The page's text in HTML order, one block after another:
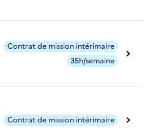
Contrat de mission intérimaire
35h/semaine
Contrat de mission intérimaire